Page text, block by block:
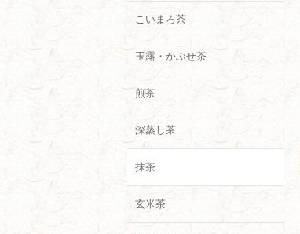
こいまろ茶
玉露・かぶせ茶
煎茶
深蒸し茶
抹茶
玄米茶